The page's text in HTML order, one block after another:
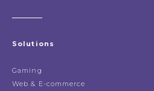
Solutions
Gaming
Web & E-commerce